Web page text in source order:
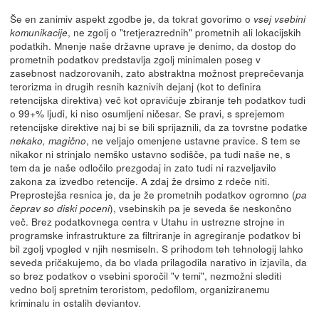
Še en zanimiv aspekt zgodbe je, da tokrat govorimo o vsej vsebini
komunikacije, ne zgolj o "tretjerazrednih" prometnih ali lokacijskih
podatkih. Mnenje naše državne uprave je denimo, da dostop do
prometnih podatkov predstavlja zgolj minimalen poseg v
zasebnost nadzorovanih, zato abstraktna možnost preprečevanja
terorizma in drugih resnih kaznivih dejanj (kot to definira
retencijska direktiva) več kot opravičuje zbiranje teh podatkov tudi
o 99+% ljudi, ki niso osumljeni ničesar. Se pravi, s sprejemom
retencijske direktive naj bi se bili sprijaznili, da za tovrstne podatke
nekako, magično, ne veljajo omenjene ustavne pravice. S tem se
nikakor ni strinjalo nemško ustavno sodišče, pa tudi naše ne, s
tem da je naše odločilo prezgodaj in zato tudi ni razveljavilo
zakona za izvedbo retencije. A zdaj že drsimo z rdeče niti.
Preprostejša resnica je, da je že prometnih podatkov ogromno (pa
čeprav so diski poceni), vsebinskih pa je seveda še neskončno
več. Brez podatkovnega centra v Utahu in ustrezne strojne in
programske infrastrukture za filtriranje in agregiranje podatkov bi
bil zgolj vpogled v njih nesmiseln. S prihodom teh tehnologij lahko
seveda pričakujemo, da bo vlada prilagodila narativo in izjavila, da
so brez podatkov o vsebini sporočil "v temi", nezmožni slediti
vedno bolj spretnim teroristom, pedofilom, organiziranemu
kriminalu in ostalih deviantov.